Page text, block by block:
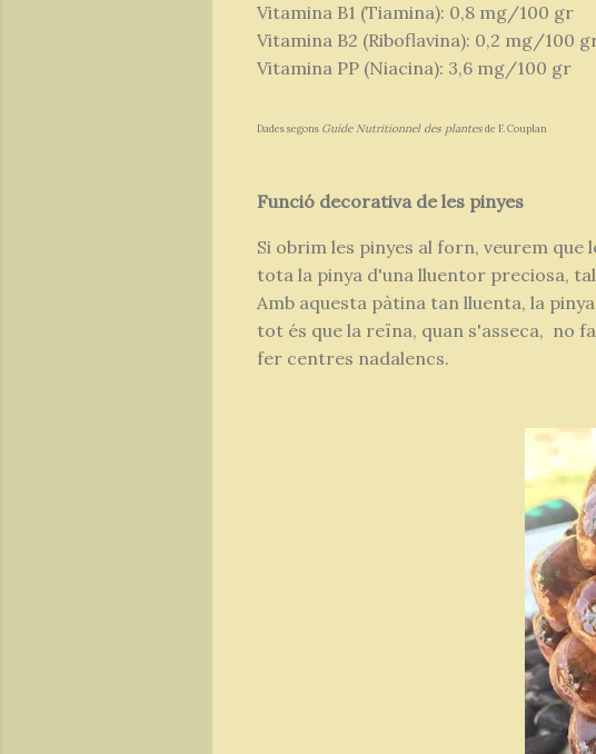
Vitamina B1 (Tiamina): 0,8 mg/100 gr
Vitamina B2 (Riboflavina): 0,2 mg/100
Vitamina PP (Niacina): 3,6 mg/100 gr
Dades segons Guide Nutritionnel des plantesde F. Couplan
Funció decorativa de les pinyes
Si obrim les pinyes al forn, veurem
tota la pinya d'una lluentor preciosa,
Amb aquesta pàtina tan lluenta, la
tot és que la reïna, quan s'asseca, no
fer centres nadalencs.